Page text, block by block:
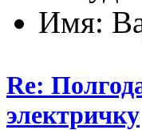
Имя:
Re:
электричку